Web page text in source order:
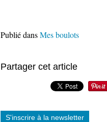
Publié dansMes boulots
Partager cet article
S'inscrire à la newsletter